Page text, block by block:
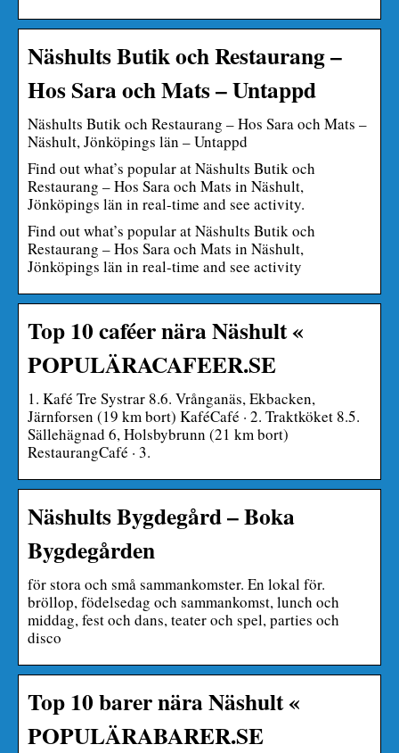
Näshults Butik och Restaurang –
Hos Sara och Mats – Untappd
Näshults Butik och Restaurang – Hos Sara och Mats –
Näshult, Jönköpings län – Untappd
Find out what’s popular at Näshults Butik och
Restaurang – Hos Sara och Mats in Näshult,
Jönköpings län in real-time and see activity.
Find out what’s popular at Näshults Butik och
Restaurang – Hos Sara och Mats in Näshult,
Jönköpings län in real-time and see activity
Top 10 caféer nära Näshult «
POPULÄRACAFEER.SE
1. Kafé Tre Systrar 8.6. Vrånganäs, Ekbacken,
Järnforsen (19 km bort) KaféCafé · 2. Traktköket 8.5.
Sällehägnad 6, Holsbybrunn (21 km bort)
RestaurangCafé · 3.
Näshults Bygdegård – Boka
Bygdegården
för stora och små sammankomster. En lokal för.
bröllop, födelsedag och sammankomst, lunch och
middag, fest och dans, teater och spel, parties och
disco
Top 10 barer nära Näshult «
POPULÄRABARER.SE